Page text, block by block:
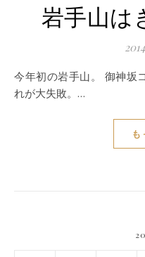
岩手山は
今年初の岩手山。 御神坂コースをチョイスしましたが、こ
れが大失敗。…